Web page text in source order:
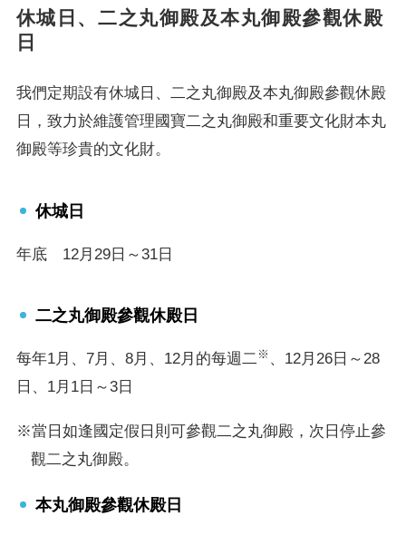
休城日、二之丸御殿及本丸御殿參觀休殿
日
我們定期設有休城日、二之丸御殿及本丸御殿參觀休殿
日，致力於維護管理國寶二之丸御殿和重要文化財本丸
御殿等珍貴的文化財。
休城日
年底 12月29日～31日
二之丸御殿參觀休殿日
每年1月、7月、8月、12月的每週二 ※ 、12月26日～28
日、1月1日～3日
※當日如逢國定假日則可參觀二之丸御殿，次日停止參
觀二之丸御殿。
本丸御殿參觀休殿日